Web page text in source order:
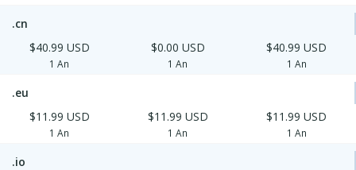
.cn
$40.99 USD
1 An
$0.00 USD
1 An
$40.99 USD
1 An
.eu
$11.99 USD
1 An
$11.99 USD
1 An
$11.99 USD
1 An
.io